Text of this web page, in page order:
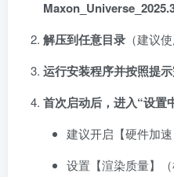
解压到任意目录 （建议
运行安装程序并按照提
首次启动后，进入“设置
建议开启【硬件加速
设置【渲染质量】（